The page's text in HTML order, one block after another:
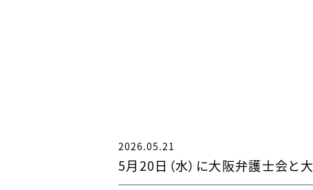
2026.05.21
5月20日（水）に大阪弁護士会と